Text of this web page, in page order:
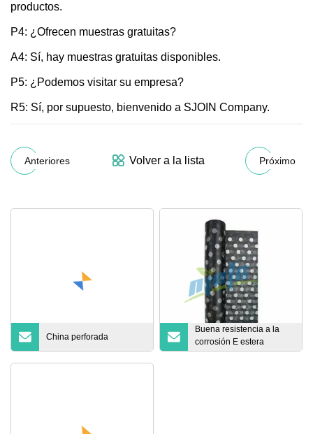
productos.
P4: ¿Ofrecen muestras gratuitas?
A4: Sí, hay muestras gratuitas disponibles.
P5: ¿Podemos visitar su empresa?
R5: Sí, por supuesto, bienvenido a SJOIN Company.
Anteriores Volver a la lista Próximo
China perforada
Buena resistencia a la
corrosión E estera
perforada de fibra de